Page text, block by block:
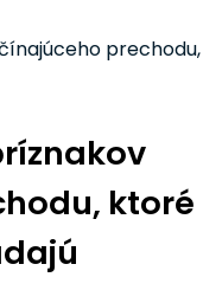
prechodu,
ktoré